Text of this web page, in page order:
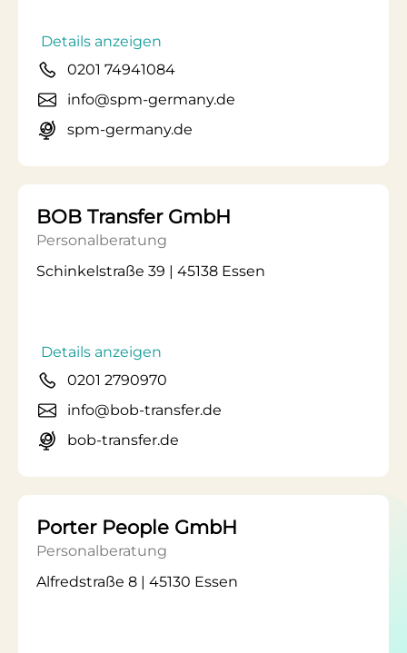
Details anzeigen
0201 74941084
info@spm-germany.de
spm-germany.de
BOB Transfer GmbH
Personalberatung
Schinkelstraße 39 | 45138 Essen
Details anzeigen
0201 2790970
info@bob-transfer.de
bob-transfer.de
Porter People GmbH
Personalberatung
Alfredstraße 8 | 45130 Essen